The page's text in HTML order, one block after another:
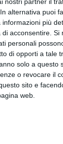
alternativa puoi
più
acconsentire. Si
personali
di opporti a tale
solo a questo
o revocare il
sito e
web.
.
la Dialfarm